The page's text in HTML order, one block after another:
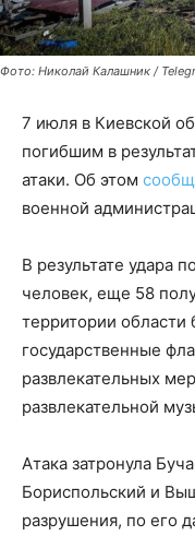
Фото: Николай Калашник /
7 июля в Киевской
погибшим в
атаки. Об этом
военной
В результате удара
человек, еще 58
территории
государственные
развлекательных
развлекательной
Атака затронула
Бориспольский и
разрушения, по его